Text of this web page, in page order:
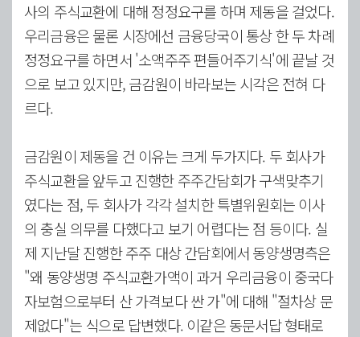
사의 주식교환에 대해 정정요구를 하며 제동을 걸었다.
우리금융은 물론 시장에선 금융당국이 통상 한 두 차례
정정요구를 하면서 '소액주주 편들어주기식'에 끝날 것
으로 보고 있지만, 금감원이 바라보는 시각은 전혀 다
르다.
금감원이 제동을 건 이유는 크게 두가지다. 두 회사가
주식교환을 앞두고 진행한 주주간담회가 구색맞추기
였다는 점, 두 회사가 각각 설치한 특별위원회는 이사
의 충실 의무를 다했다고 보기 어렵다는 점 등이다. 실
제 지난달 진행한 주주 대상 간담회에서 동양생명측은
"왜 동양생명 주식교환가액이 과거 우리금융이 중국다
자보험으로부터 산 가격보다 싼 가"에 대해 "절차상 문
제없다"는 식으로 답변했다. 이같은 동문서답 형태로